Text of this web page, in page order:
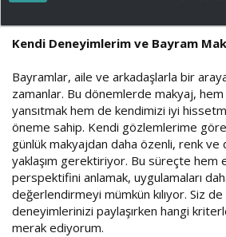
ş
t
n
r
h
i
Kendi Deneyimlerim ve Bayram
Bayramlar, aile ve arkadaşlarla bir
zamanlar. Bu dönemlerde makyaj, hem
yansıtmak hem de kendimizi iyi
öneme sahip. Kendi gözlemlerime
günlük makyajdan daha özenli, renk
yaklaşım gerektiriyor. Bu süreçte hem
perspektifini anlamak, uygulamaları
değerlendirmeyi mümkün kılıyor. Siz
deneyimlerinizi paylaşırken hangi
merak ediyorum.